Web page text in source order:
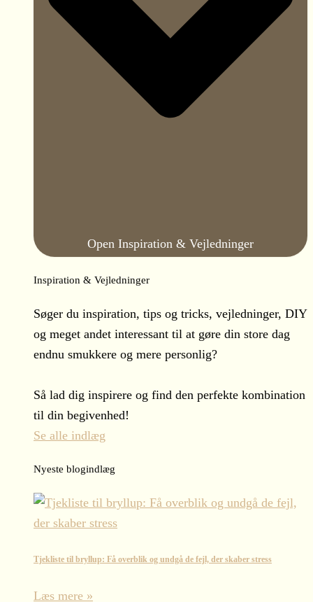
Open Inspiration & Vejledninger
Inspiration & Vejledninger
Søger du inspiration, tips og tricks, vejledninger, DIY
og meget andet interessant til at gøre din store dag
endnu smukkere og mere personlig?
Så lad dig inspirere og find den perfekte kombination
til din begivenhed!
Se alle indlæg
Nyeste blogindlæg
Tjekliste til bryllup: Få overblik og undgå de fejl, der skaber stress
Læs mere »